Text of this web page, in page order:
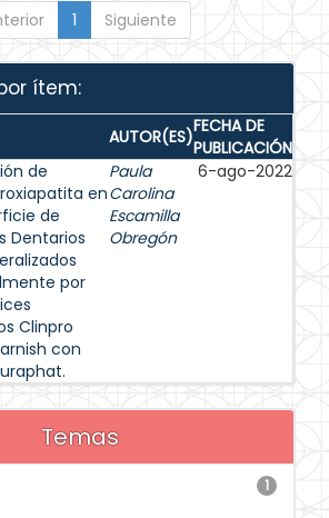
1 Siguiente
ítem:
AUTOR(ES)FECHA DE
PUBLICACIÓN
de
en
de
Dentarios
por
Clinpro
con
Paula
Carolina
Escamilla
Obregón
6-ago-2022
Temas
1